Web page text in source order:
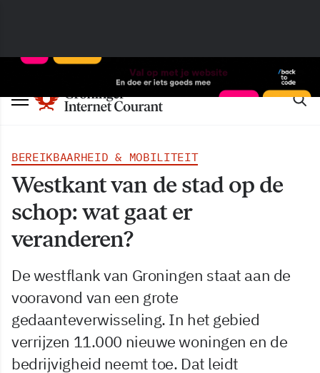
BEREIKBAARHEID & MOBILITEIT
Westkant van de stad op de
schop: wat gaat er
veranderen?
De westflank van Groningen staat aan de
vooravond van een grote
gedaanteverwisseling. In het gebied
verrijzen 11.000 nieuwe woningen en de
bedrijvigheid neemt toe. Dat leidt